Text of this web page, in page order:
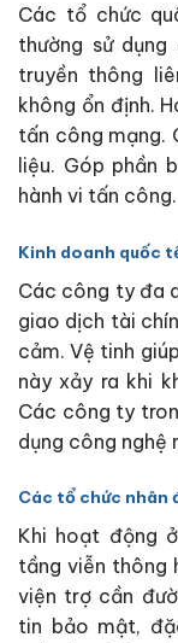
Các tổ chức
thường sử
truyền thông
không ổn định.
tấn công mạng.
liệu. Góp phần
hành vi tấn công.
Kinh doanh quốc
Các công ty đa
giao dịch tài
cảm. Vệ tinh
này xảy ra khi
Các công ty
dụng công nghệ
Các tổ chức nhân
Khi hoạt động
tầng viễn thông
viện trợ cần
tin bảo mật,